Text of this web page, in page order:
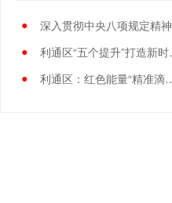
●
深入贯彻中央八项规定精神学习教育中央指导组暨中央层面工作专班总结会议召开
●
利通区“五个提升”打造新时代党员先锋队伍
●
利通区：红色能量“精准滴灌”基层党员